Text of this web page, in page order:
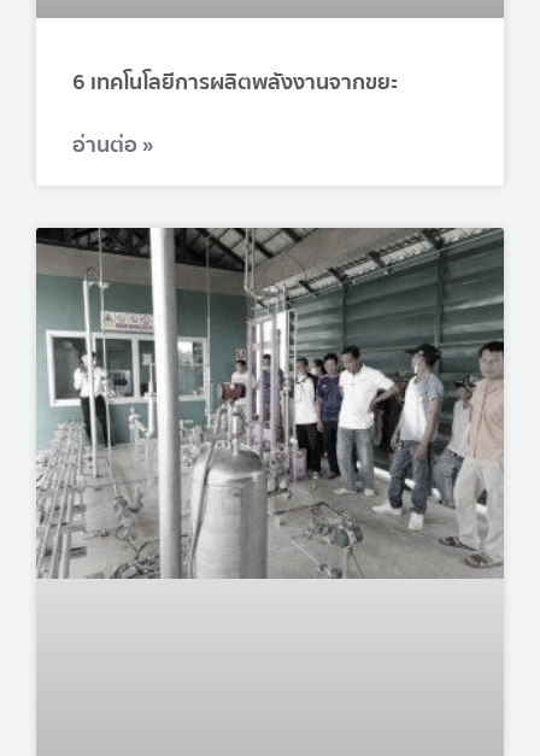
6 เทคโนโลยีการผลิตพลังงานจากขยะ
อ่านต่อ »